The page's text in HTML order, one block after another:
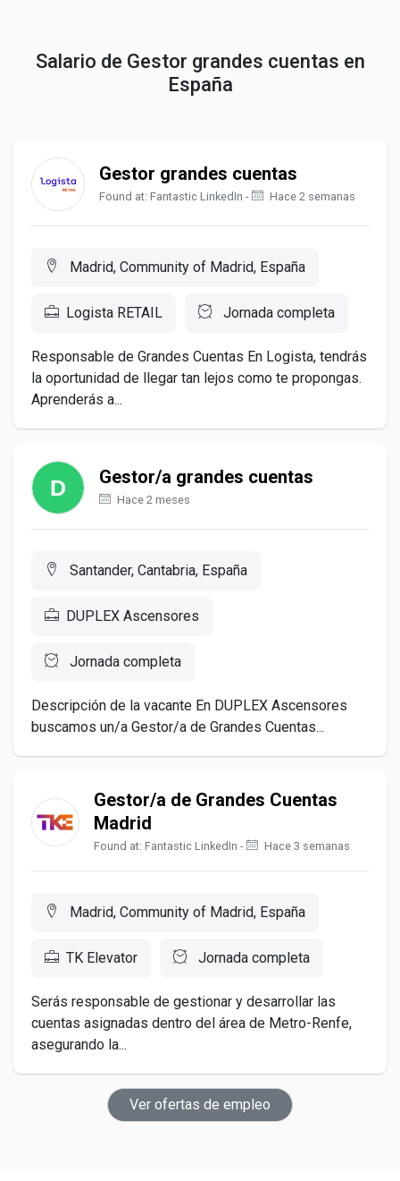
Salario de Gestor grandes cuentas en
España
Gestor grandes cuentas
Found at: Fantastic LinkedIn - Hace 2 semanas
Madrid, Community of Madrid, España
Logista RETAIL Jornada completa
Responsable de Grandes Cuentas En Logista, tendrás
la oportunidad de llegar tan lejos como te propongas.
Aprenderás a...
Gestor/a grandes cuentas
Hace 2 meses
Santander, Cantabria, España
DUPLEX Ascensores
Jornada completa
Descripción de la vacante En DUPLEX Ascensores
buscamos un/a Gestor/a de Grandes Cuentas...
Gestor/a de Grandes Cuentas
Madrid
Found at: Fantastic LinkedIn - Hace 3 semanas
Madrid, Community of Madrid, España
TK Elevator Jornada completa
Serás responsable de gestionar y desarrollar las
cuentas asignadas dentro del área de Metro-Renfe,
asegurando la...
Ver ofertas de empleo